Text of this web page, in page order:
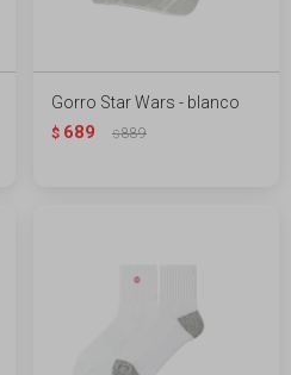
Gorro Star Wars - blanco
$ 689 $889